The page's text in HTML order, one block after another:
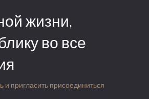
жизни,
во все
и пригласить присоединиться